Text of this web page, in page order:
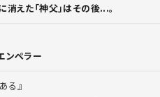
えた「神父」はその後...。
ンペラー
る